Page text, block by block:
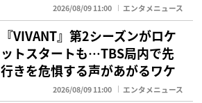
2026/08/09 11:00 エンタメニュース
『VIVANT』第2シーズンがロケ
ットスタートも…TBS局内で先
行きを危惧する声があがるワケ
2026/08/09 11:00 エンタメニュース